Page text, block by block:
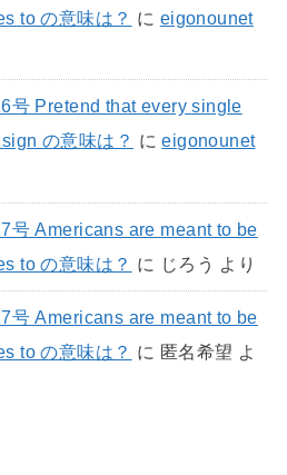
to の意味は？ に eigonounet
号 Pretend that every single
の意味は？ にeigonounet
号 Americans are meant to be
to の意味は？ に じろう より
号 Americans are meant to be
to の意味は？ に 匿名希望 よ